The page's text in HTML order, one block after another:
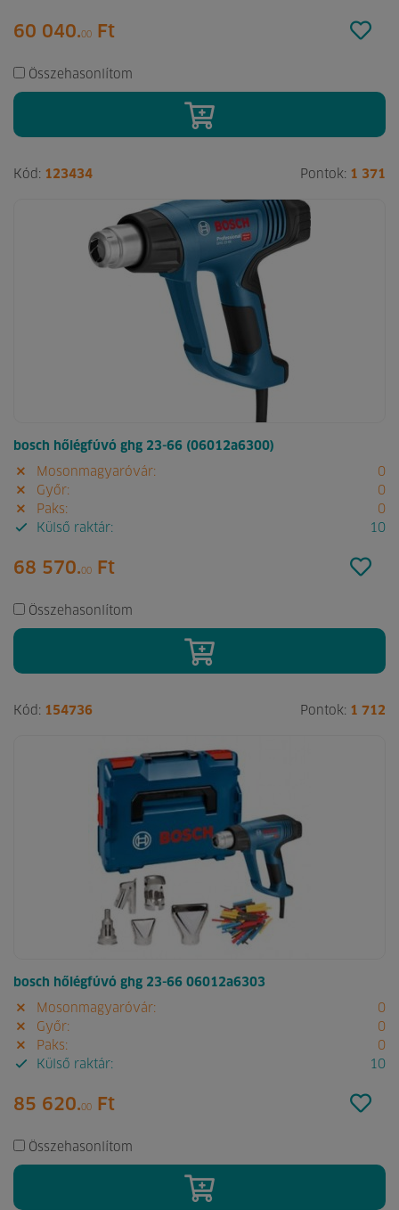
60 040.00 Ft
Összehasonlítom
Kód: 123434 Pontok: 1 371
bosch hőlégfúvó ghg 23-66 (06012a6300)
Mosonmagyaróvár:
0
Győr:
0
Paks:
0
Külső raktár:
10
68 570.00 Ft
Összehasonlítom
Kód: 154736 Pontok: 1 712
bosch hőlégfúvó ghg 23-66 06012a6303
Mosonmagyaróvár:
0
Győr:
0
Paks:
0
Külső raktár:
10
85 620.00 Ft
Összehasonlítom